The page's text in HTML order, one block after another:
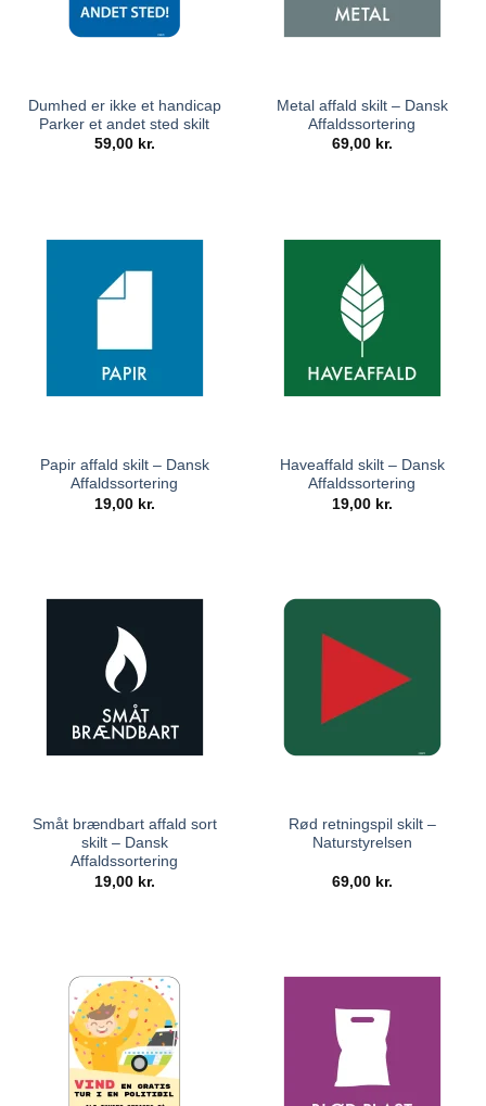
Dumhed er ikke et handicap
Parker et andet sted skilt
59,00 kr.
Metal affald skilt – Dansk
Affaldssortering
69,00 kr.
Papir affald skilt – Dansk
Affaldssortering
19,00 kr.
Haveaffald skilt – Dansk
Affaldssortering
19,00 kr.
Småt brændbart affald sort
skilt – Dansk
Affaldssortering
19,00 kr.
Rød retningspil skilt –
Naturstyrelsen
69,00 kr.